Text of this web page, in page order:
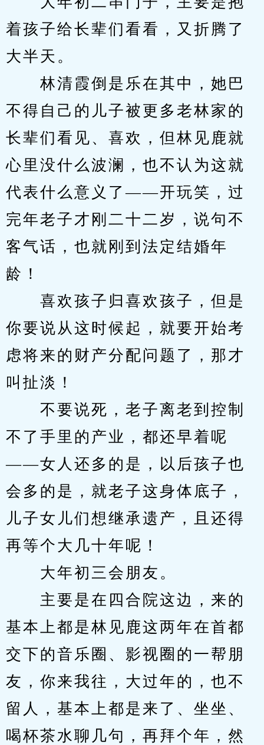
着孩子给长辈们看看，又折腾了
大半天。
林清霞倒是乐在其中，她巴
不得自己的儿子被更多老林家的
长辈们看见、喜欢，但林见鹿就
心里没什么波澜，也不认为这就
代表什么意义了——开玩笑，过
完年老子才刚二十二岁，说句不
客气话，也就刚到法定结婚年
龄！
喜欢孩子归喜欢孩子，但是
你要说从这时候起，就要开始考
虑将来的财产分配问题了，那才
叫扯淡！
不要说死，老子离老到控制
不了手里的产业，都还早着呢
——女人还多的是，以后孩子也
会多的是，就老子这身体底子，
儿子女儿们想继承遗产，且还得
再等个大几十年呢！
大年初三会朋友。
主要是在四合院这边，来的
基本上都是林见鹿这两年在首都
交下的音乐圈、影视圈的一帮朋
友，你来我往，大过年的，也不
留人，基本上都是来了、坐坐、
喝杯茶水聊几句，再拜个年，然